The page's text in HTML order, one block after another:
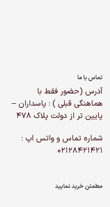
تماس با ما
آدرس (حضور فقط با
هماهنگی قبلی ) : پاسداران –
پایین تر از دولت پلاک ۴۷۸
شماره تماس و واتس اپ :
02128421421
مطمئن خرید نمایید